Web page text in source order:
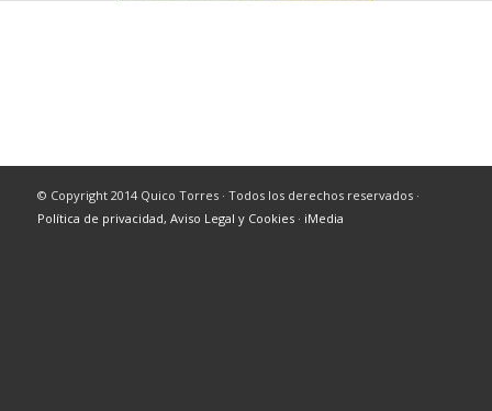
© Copyright 2014 Quico Torres · Todos los derechos reservados ·
Política de privacidad, Aviso Legal y Cookies· iMedia